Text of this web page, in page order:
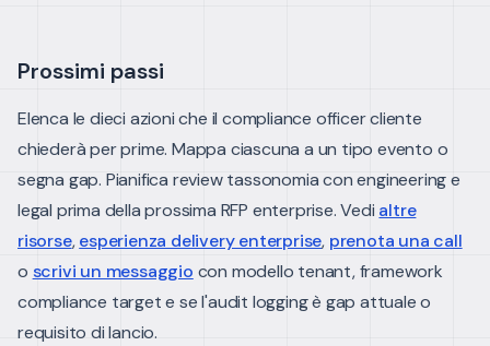
Prossimi passi
Elenca le dieci azioni che il compliance officer cliente
chiederà per prime. Mappa ciascuna a un tipo evento o
segna gap. Pianifica review tassonomia con engineering e
legal prima della prossima RFP enterprise.Vedi altre
risorse,esperienza delivery enterprise, prenota una call
o scrivi un messaggio con modello tenant, framework
compliance target e se l'audit logging è gap attuale o
requisito di lancio.